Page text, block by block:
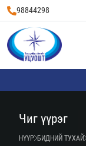
98844298
Чиг үүрэг
НҮҮР БИДНИЙ ТУХАЙ